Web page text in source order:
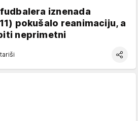
iznenada
pokušalo reanimaciju, a
neprimetni